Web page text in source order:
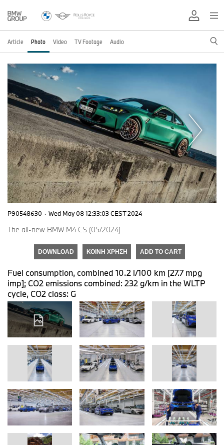
Article Photo Video TV Footage Audio
P90548630 · Wed May 08 12:33:03 CEST 2024
The all-new BMW M4 CS (05/2024)
DOWNLOAD ΚΟΙΝΉ ΧΡΉΣΗ ADD TO CART
Fuel consumption, combined 10.2 l/100 km [27.7 mpg
imp]; CO2 emissions combined: 232 g/km in the WLTP
cycle, CO2 class: G